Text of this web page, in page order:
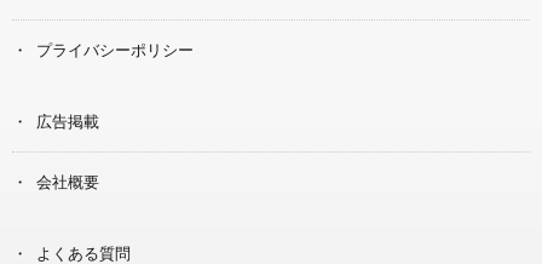
プライバシーポリシー
広告掲載
会社概要
よくある質問